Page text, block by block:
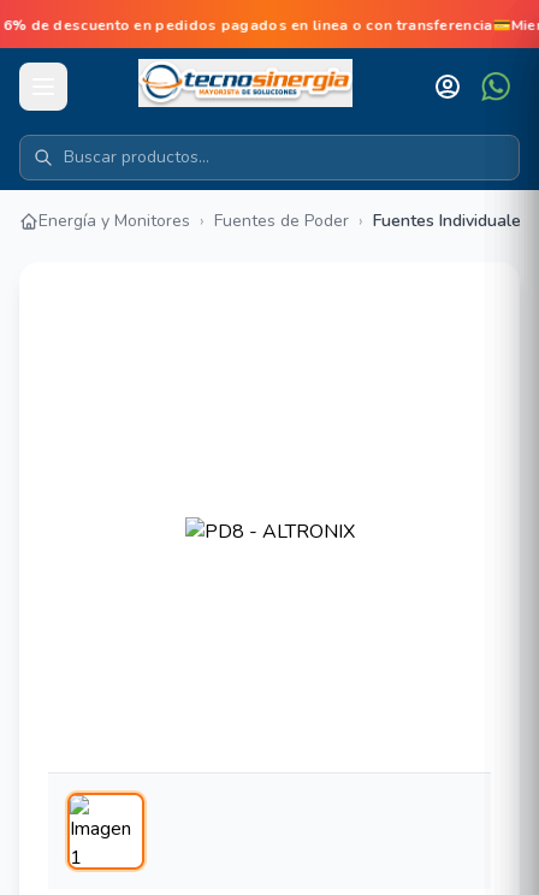
de descuento en pedidos pagados en linea o con
Energía y Monitores › Fuentes de Poder › Fuentes Individuales